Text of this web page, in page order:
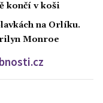
končí v koši
na Orlíku.
Monroe